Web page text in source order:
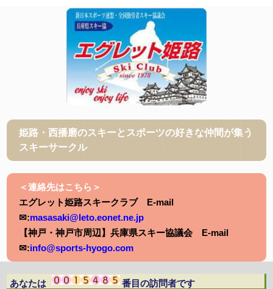
姫路・西播磨のスキーとスポーツの好きな仲間が集う
スキーサークル
＜連絡先はこちら＞
エグレット姫路スキークラブ E-mail
✉:masasaki@leto.eonet.ne.jp
【神戸・神戸市周辺】兵庫県スキー協議会 E-mail
✉:info@sports-hyogo.com
あなたは 番目の訪問者です